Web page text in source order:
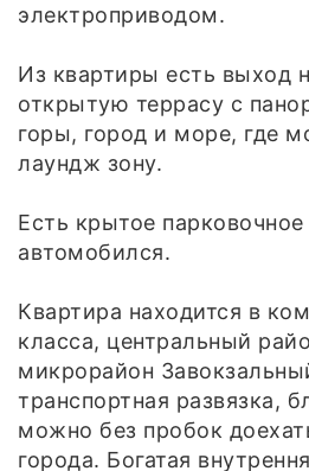
электроприводом.
Из квартиры есть выход
открытую террасу с
горы, город и море, где
лаундж зону.
Есть крытое
автомобился.
Квартира находится в
класса, центральный
микрорайон
транспортная развязка,
можно без пробок
города. Богатая